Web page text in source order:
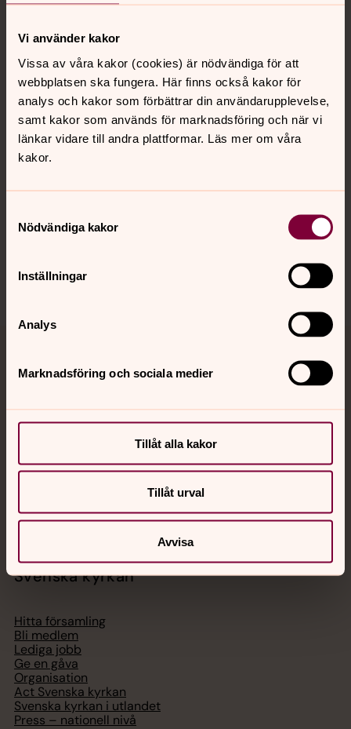
Vi använder kakor
Vissa av våra kakor (cookies) är nödvändiga för att
webbplatsen ska fungera. Här finns också kakor för
analys och kakor som förbättrar din användarupplevelse,
samt kakor som används för marknadsföring och när vi
länkar vidare till andra plattformar. Läs mer om våra
kakor.
Nödvändiga kakor
Inställningar
Analys
Marknadsföring och sociala medier
Tillåt alla kakor
Tillåt urval
Avvisa
Kontakt
Kalender
Sociala kanaler
med en präst på kvällar och nätter.
Chatt
Svenska kyrkan
Hitta församling
Bli medlem
Lediga jobb
Ge en gåva
Organisation
Act Svenska kyrkan
Svenska kyrkan i utlandet
Press – nationell nivå